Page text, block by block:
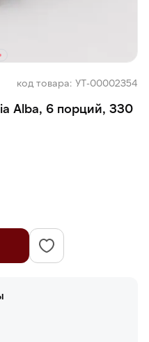
код товара: УТ-00002354
Alba, 6 порций, 330